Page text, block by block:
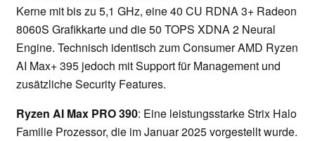
Kerne mit bis zu 5,1 GHz, eine 40 CU RDNA 3+ Radeon
8060S Grafikkarte und die 50 TOPS XDNA 2 Neural
Engine. Technisch identisch zum Consumer AMD Ryzen
AI Max+ 395 jedoch mit Support für Management und
zusätzliche Security Features.
Ryzen AI Max PRO 390: Eine leistungsstarke Strix Halo
Familie Prozessor, die im Januar 2025 vorgestellt wurde.